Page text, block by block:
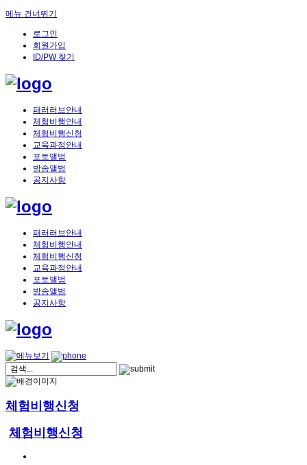
메뉴 건너뛰기
로그인
회원가입
ID/PW 찾기
패러러브안내
체험비행안내
체험비행신청
교육과정안내
포토앨범
방송앨범
공지사항
패러러브안내
체험비행안내
체험비행신청
교육과정안내
포토앨범
방송앨범
공지사항
체험비행신청
체험비행신청